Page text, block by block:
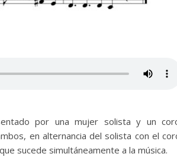
por una mujer solista y un
en alternancia del solista con el
sucede simultáneamente a la música.